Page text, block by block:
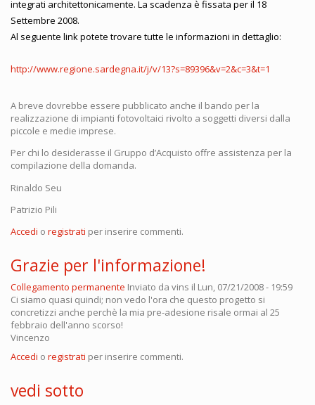
integrati architettonicamente. La scadenza è fissata per il 18
Settembre 2008.
Al seguente link potete trovare tutte le informazioni in dettaglio:
http://www.regione.sardegna.it/j/v/13?s=89396&v=2&c=3&t=1
A breve dovrebbe essere pubblicato anche il bando per la
realizzazione di impianti fotovoltaici rivolto a soggetti diversi dalla
piccole e medie imprese.
Per chi lo desiderasse il Gruppo d’Acquisto offre assistenza per la
compilazione della domanda.
Rinaldo Seu
Patrizio Pili
Accedi o registrati per inserire commenti.
Grazie per l'informazione!
Collegamento permanente Inviato da vins il Lun, 07/21/2008 - 19:59
Ci siamo quasi quindi; non vedo l'ora che questo progetto si
concretizzi anche perchè la mia pre-adesione risale ormai al 25
febbraio dell'anno scorso!
Vincenzo
Accedi o registrati per inserire commenti.
vedi sotto